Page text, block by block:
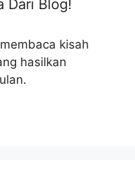
Dari Blog!
kisah
hasilkan